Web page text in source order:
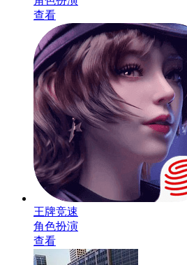
查看
王牌竞速
角色扮演
查看